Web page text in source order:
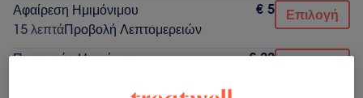
Αφαίρεση Ημιμόνιμου
15 λεπτάΠροβολή Λεπτομερειών
€ 5 Επιλογή
Πεντικιούρ Ημιμόνιμο
€ 22